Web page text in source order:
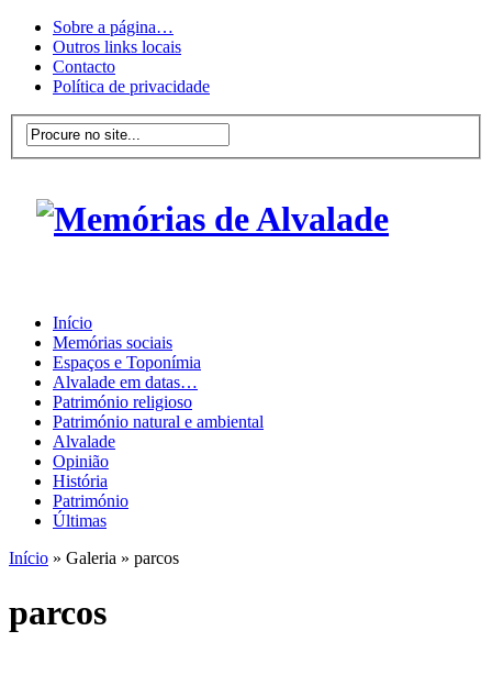
Sobre a página…
Outros links locais
Contacto
Política de privacidade
Início
Memórias sociais
Espaços e Toponímia
Alvalade em datas…
Património religioso
Património natural e ambiental
Alvalade
Opinião
História
Património
Últimas
Início » Galeria » parcos
parcos